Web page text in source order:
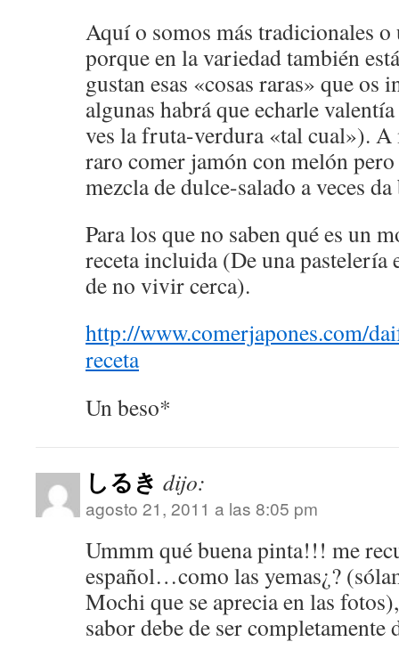
Aquí o somos más tradicionales o
porque en la variedad también
gustan esas «cosas raras» que os
algunas habrá que echarle
ves la fruta-verdura «tal cual»). A
raro comer jamón con melón
mezcla de dulce-salado a veces
Para los que no saben qué es un
receta incluida (De una pastelería
de no vivir cerca).
http://www.comerjapones.com/
receta
Un beso*
しるき dijo:
agosto 21, 2011 a las 8:05 pm
Ummm qué buena pinta!!! me
español…como las yemas¿?
Mochi que se aprecia en las
sabor debe de ser